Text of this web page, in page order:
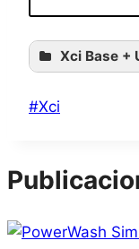
Xci Base +
Etiquetas
entrada:
#Xci